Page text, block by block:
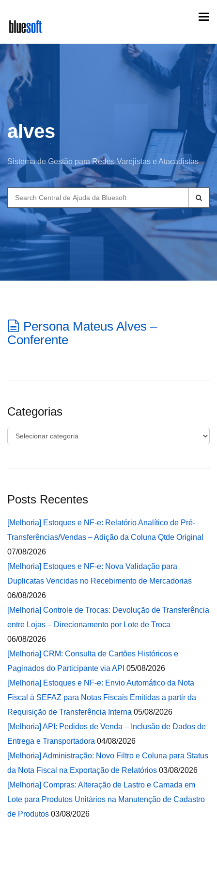
main
content
alves
Sistema de Gestão para Redes Varejistas e Atacadistas
Search
for:
Persona Mateus Alves –
Conferente
Categorias
Categorias
Posts Recentes
[Melhoria] Estoques e NF-e: Relatório Analítico de Pré-
Transferências/Vendas – Adição da Coluna Qtde Original
07/08/2026
[Melhoria] Estoques e NF-e: Nova Validação para
Duplicatas Vencidas no Recebimento de Mercadorias
06/08/2026
[Melhoria] Controle de Trocas: Devolução de Transferência
entre Lojas – Direcionamento por Lote de Troca
06/08/2026
[Melhoria] CRM: Consulta de Cartões Históricos e
Paginados do Participante via API 05/08/2026
[Melhoria] Estoques e NF-e: Envio Automático da Nota
Fiscal à SEFAZ para Notas Fiscais Emitidas a partir da
Requisição de Transferência Interna 05/08/2026
[Melhoria] API: Pedidos de Venda – Inclusão de Dados de
Entrega e Transportadora 04/08/2026
[Melhoria] Administração: Novo Filtro e Coluna para Status
da Nota Fiscal na Exportação de Relatórios 03/08/2026
[Melhoria] Compras: Alteração de Lastro e Camada em
Lote para Produtos Unitários na Manutenção de Cadastro
de Produtos 03/08/2026